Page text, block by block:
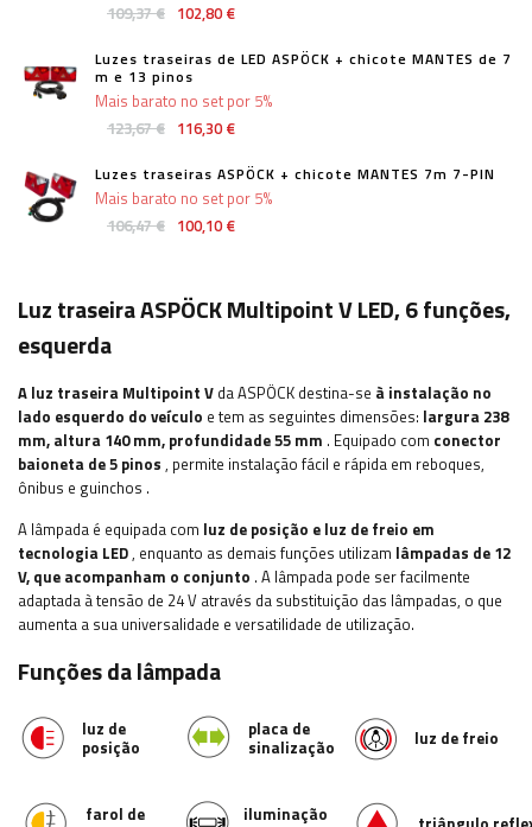
109,37 € 102,80 €
Luzes traseiras de LED ASPÖCK + chicote MANTES de 7
m e 13 pinos
123,67 € 116,30 €
Mais barato no set por 5%
Luzes traseiras ASPÖCK + chicote MANTES 7m 7-PIN
106,47 € 100,10 €
Mais barato no set por 5%
Luz traseira ASPÖCK Multipoint V LED, 6 funções,
esquerda
A luz traseira Multipoint V da ASPÖCK destina-se à instalação no
lado esquerdo do veículo e tem as seguintes dimensões: largura 238
mm, altura 140 mm, profundidade 55 mm . Equipado com conector
baioneta de 5 pinos , permite instalação fácil e rápida em reboques,
ônibus e guinchos .
A lâmpada é equipada com luz de posição e luz de freio em
tecnologia LED, enquanto as demais funções utilizam lâmpadas de 12
V, que acompanham o conjunto . A lâmpada pode ser facilmente
adaptada à tensão de 24 V através da substituição das lâmpadas, o que
aumenta a sua universalidade e versatilidade de utilização.
Funções da lâmpada
luz de
posição
placa de
sinalização
luz de freio
farol de
iluminação